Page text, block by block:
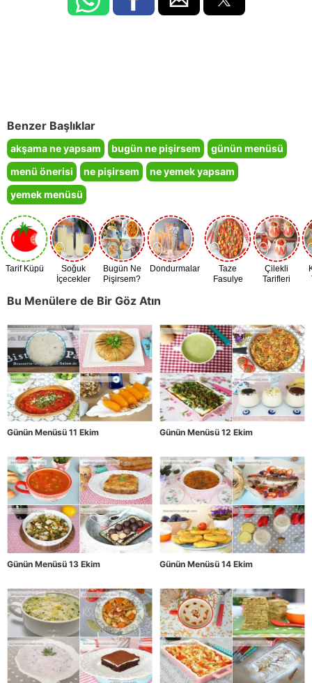
Benzer Başlıklar
akşama ne yapsam bugün ne pişirsem
günün menüsü
menü önerisi
ne pişirsem
ne yemek yapsam
yemek menüsü
Tarif Küpü
Soğuk
İçecekler
Bugün Ne
Pişirsem?
Dondurmalar
Taze
Fasulye
Çilekli
Tarifleri
Bu Menülere de Bir Göz Atın
Günün Menüsü 11 Ekim Günün Menüsü 12 Ekim
Günün Menüsü 13 Ekim Günün Menüsü 14 Ekim